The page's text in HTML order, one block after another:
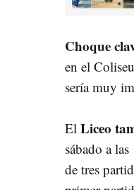
Choque
en el
sería muy
El Liceo
sábado a
de tres